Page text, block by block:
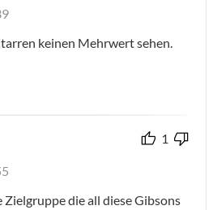
keinen Mehrwert sehen.
1
die all diese Gibsons